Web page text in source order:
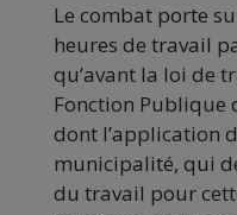
Le combat porte
heures de travail
qu’avant la loi de
Fonction Publique
dont l’application
municipalité, qui
du travail pour